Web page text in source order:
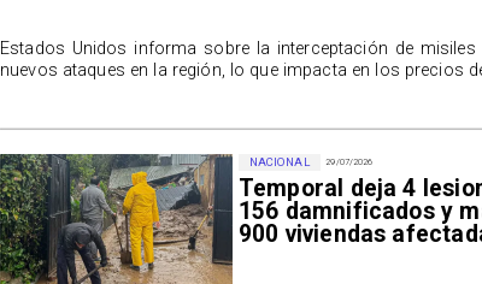
29/07/2026
Temporal deja 4
156 damnificados y
900 viviendas
NACIONAL
Estados Unidos informa sobre la interceptación de
nuevos ataques en la región, lo que impacta en los precios